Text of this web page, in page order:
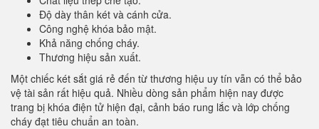
Độ dày thân két và cánh cửa.
Công nghệ khóa bảo mật.
Khả năng chống cháy.
Thương hiệu sản xuất.
Một chiếc két sắt giá rẻ đến từ thương hiệu uy tín vẫn có thể bảo
vệ tài sản rất hiệu quả. Nhiều dòng sản phẩm hiện nay được
trang bị khóa điện tử hiện đại, cảnh báo rung lắc và lớp chống
cháy đạt tiêu chuẩn an toàn.